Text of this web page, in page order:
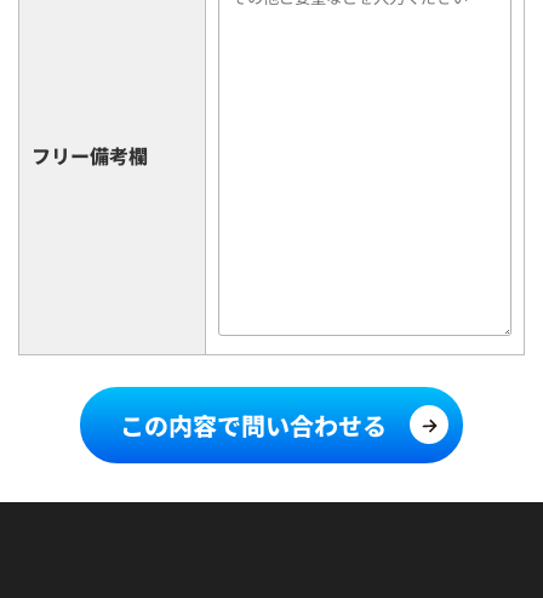
フリー備考欄
この内容で問い合わせる